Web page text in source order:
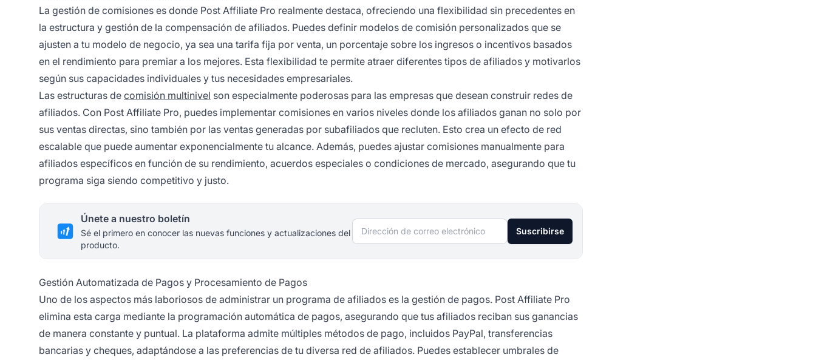
La gestión de comisiones es donde Post Affiliate Pro realmente destaca, ofreciendo una flexibilidad sin precedentes en
la estructura y gestión de la compensación de afiliados. Puedes definir modelos de comisión personalizados que se
ajusten a tu modelo de negocio, ya sea una tarifa fija por venta, un porcentaje sobre los ingresos o incentivos basados
en el rendimiento para premiar a los mejores. Esta flexibilidad te permite atraer diferentes tipos de afiliados y motivarlos
según sus capacidades individuales y tus necesidades empresariales.
Las estructuras de comisión multinivel son especialmente poderosas para las empresas que desean construir redes de
afiliados. Con Post Affiliate Pro, puedes implementar comisiones en varios niveles donde los afiliados ganan no solo por
sus ventas directas, sino también por las ventas generadas por subafiliados que recluten. Esto crea un efecto de red
escalable que puede aumentar exponencialmente tu alcance. Además, puedes ajustar comisiones manualmente para
afiliados específicos en función de su rendimiento, acuerdos especiales o condiciones de mercado, asegurando que tu
programa siga siendo competitivo y justo.
Únete a nuestro boletín
Sé el primero en conocer las nuevas funciones y actualizaciones del
producto.
Dirección de correo electrónico Suscribirse
Gestión Automatizada de Pagos y Procesamiento de Pagos
Uno de los aspectos más laboriosos de administrar un programa de afiliados es la gestión de pagos. Post Affiliate Pro
elimina esta carga mediante la programación automática de pagos, asegurando que tus afiliados reciban sus ganancias
de manera constante y puntual. La plataforma admite múltiples métodos de pago, incluidos PayPal, transferencias
bancarias y cheques, adaptándose a las preferencias de tu diversa red de afiliados. Puedes establecer umbrales de